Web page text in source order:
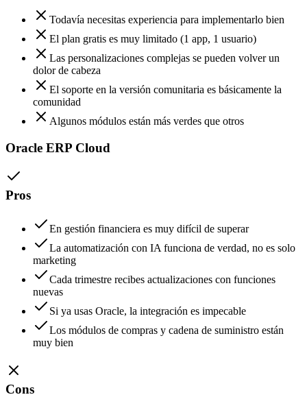
Todavía necesitas experiencia para implementarlo bien
El plan gratis es muy limitado (1 app, 1 usuario)
Las personalizaciones complejas se pueden volver un
dolor de cabeza
El soporte en la versión comunitaria es básicamente la
comunidad
Algunos módulos están más verdes que otros
Oracle ERP Cloud
Pros
En gestión financiera es muy difícil de superar
La automatización con IA funciona de verdad, no es solo
marketing
Cada trimestre recibes actualizaciones con funciones
nuevas
Si ya usas Oracle, la integración es impecable
Los módulos de compras y cadena de suministro están
muy bien
Cons